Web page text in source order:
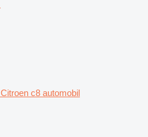
Citroen c8 automobil